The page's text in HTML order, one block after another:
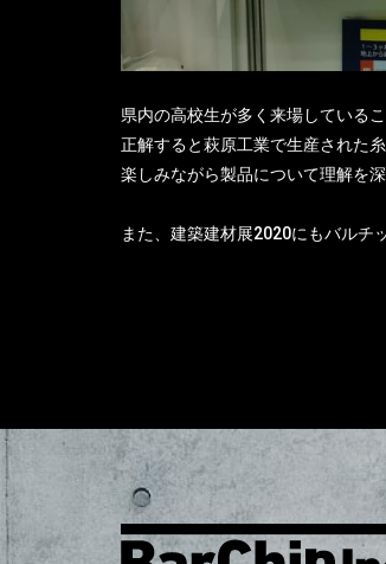
県内の高校生が多く来場している
正解すると萩原工業で生産された
楽しみながら製品について理解を
また、 建築建材展2020にもバルチ